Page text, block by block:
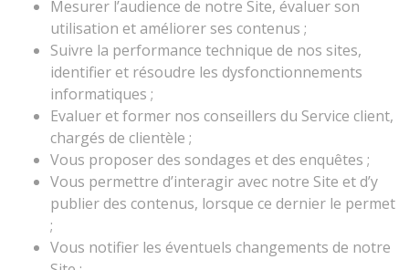
Mesurer l’audience de notre Site, évaluer son
utilisation et améliorer ses contenus ;
Suivre la performance technique de nos sites,
identifier et résoudre les dysfonctionnements
informatiques ;
Evaluer et former nos conseillers du Service client,
chargés de clientèle ;
Vous proposer des sondages et des enquêtes ;
Vous permettre d’interagir avec notre Site et d’y
publier des contenus, lorsque ce dernier le permet
;
Vous notifier les éventuels changements de notre